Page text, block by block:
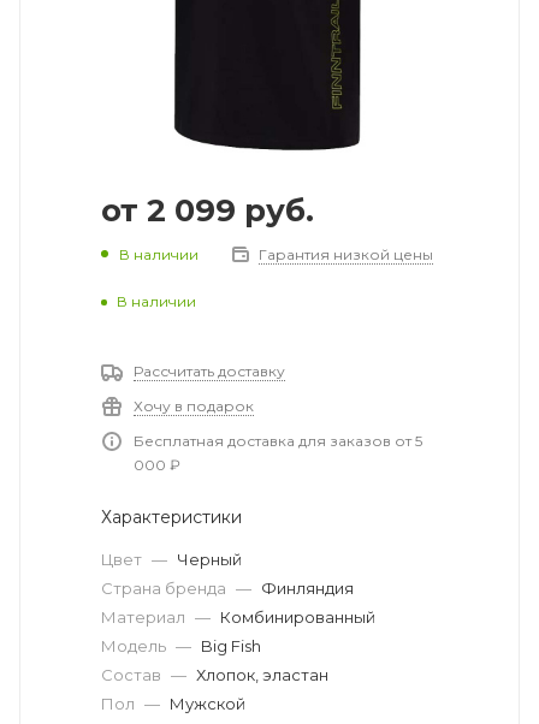
от 2 099 руб.
В наличии Гарантия низкой цены
В наличии
Рассчитать доставку
Хочу в подарок
Бесплатная доставка для заказов от 5
000 ₽
Характеристики
Цвет — Черный
Страна бренда — Финляндия
Материал — Комбинированный
Модель — Big Fish
Состав — Хлопок, эластан
Пол — Мужской